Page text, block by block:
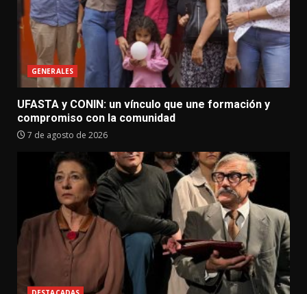
GENERALES
UFASTA y CONIN: un vínculo que une formación y
compromiso con la comunidad
7 de agosto de 2026